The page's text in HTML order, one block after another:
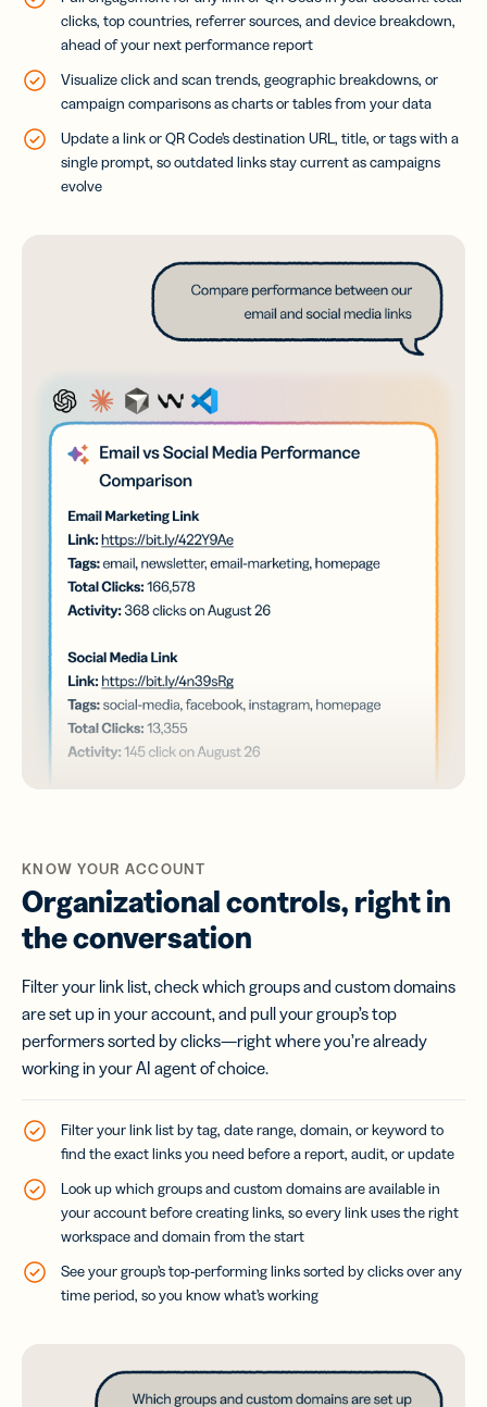
clicks, top countries, referrer sources, and device breakdown,
ahead of your next performance report
Visualize click and scan trends, geographic breakdowns, or
campaign comparisons as charts or tables from your data
Update a link or QR Code’s destination URL, title, or tags with a
single prompt, so outdated links stay current as campaigns
evolve
KNOW YOUR ACCOUNT
Organizational controls, right in
the conversation
Filter your link list, check which groups and custom domains
are set up in your account, and pull your group’s top
performers sorted by clicks—right where you’re already
working in your AI agent of choice.
Filter your link list by tag, date range, domain, or keyword to
find the exact links you need before a report, audit, or update
Look up which groups and custom domains are available in
your account before creating links, so every link uses the right
workspace and domain from the start
See your group’s top-performing links sorted by clicks over any
time period, so you know what’s working